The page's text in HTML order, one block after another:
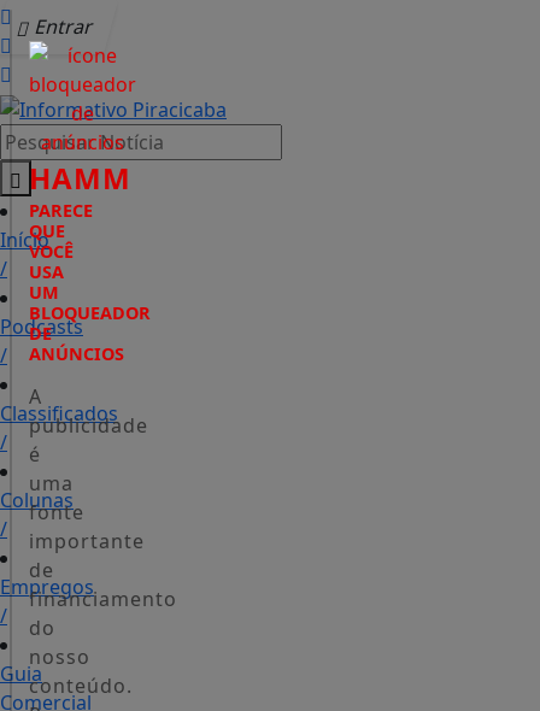
Entrar
Pesquisar Notícia
Início
/
Podcasts
/
Classificados
/
Colunas
/
Empregos
/
Guia
Comercial
HAMM
PARECE
QUE
VOCÊ
USA
UM
BLOQUEADOR
DE
ANÚNCIOS
A
publicidade
é
uma
fonte
importante
de
financiamento
do
nosso
conteúdo.